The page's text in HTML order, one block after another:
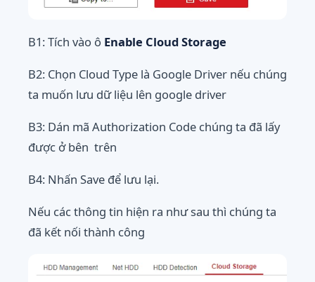
B1: Tích vào ô Enable Cloud Storage
B2: Chọn Cloud Type là Google Driver nếu chúng
ta muốn lưu dữ liệu lên google driver
B3: Dán mã Authorization Code chúng ta đã lấy
được ở bên trên
B4: Nhấn Save để lưu lại.
Nếu các thông tin hiện ra như sau thì chúng ta
đã kết nối thành công